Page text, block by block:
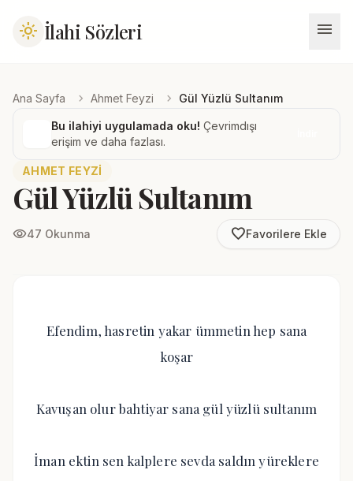
light_mode İlahi Sözleri menu
Ana Sayfa chevron_right Ahmet Feyzi chevron_right Gül Yüzlü Sultanım
Bu ilahiyi uygulamada oku! Çevrimdışı
erişim ve daha fazlası.
AHMET FEYZI
Gül Yüzlü Sultanım
visibility47 Okunma favorite_borderFavorilere Ekle
Efendim, hasretin yakar ümmetin hep sana
koşar
Kavuşan olur bahtiyar sana gül yüzlü sultanım
İman ektin sen kalplere sevda saldın yüreklere